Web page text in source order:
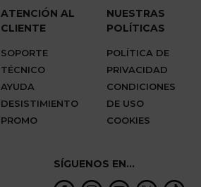
ATENCIÓN AL
CLIENTE
SOPORTE
TÉCNICO
AYUDA
DESISTIMIENTO
PROMO
NUESTRAS
POLÍTICAS
POLÍTICA DE
PRIVACIDAD
CONDICIONES
DE USO
COOKIES
SÍGUENOS EN...